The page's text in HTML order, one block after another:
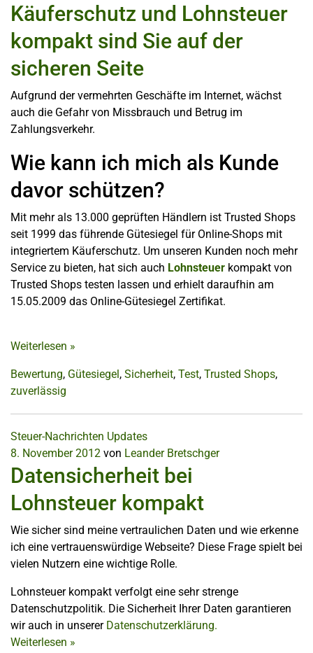
Käuferschutz und Lohnsteuer
kompakt sind Sie auf der
sicheren Seite
Aufgrund der vermehrten Geschäfte im Internet, wächst
auch die Gefahr von Missbrauch und Betrug im
Zahlungsverkehr.
Wie kann ich mich als Kunde
davor schützen?
Mit mehr als 13.000 geprüften Händlern ist Trusted Shops
seit 1999 das führende Gütesiegel für Online-Shops mit
integriertem Käuferschutz. Um unseren Kunden noch mehr
Service zu bieten, hat sich auch Lohnsteuer kompakt von
Trusted Shops testen lassen und erhielt daraufhin am
15.05.2009 das Online-Gütesiegel Zertifikat.
Weiterlesen »
Bewertung, Gütesiegel, Sicherheit, Test, Trusted Shops,
zuverlässig
Steuer-Nachrichten Updates
8. November 2012 von Leander Bretschger
Datensicherheit bei
Lohnsteuer kompakt
Wie sicher sind meine vertraulichen Daten und wie erkenne
ich eine vertrauenswürdige Webseite? Diese Frage spielt bei
vielen Nutzern eine wichtige Rolle.
Lohnsteuer kompakt verfolgt eine sehr strenge
Datenschutzpolitik. Die Sicherheit Ihrer Daten garantieren
wir auch in unserer Datenschutzerklärung.
Weiterlesen »